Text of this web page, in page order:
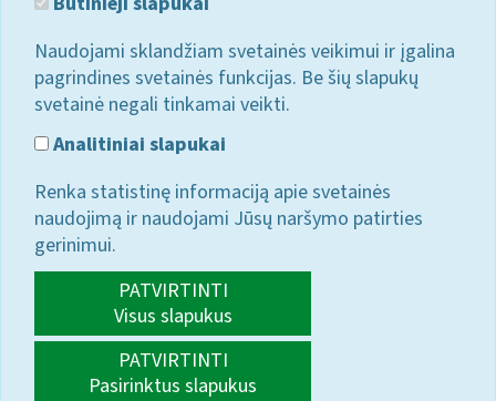
Naudojami sklandžiam svetainės veikimui ir įgalina
pagrindines svetainės funkcijas. Be šių slapukų
svetainė negali tinkamai veikti.
Analitiniai slapukai
Renka statistinę informaciją apie svetainės
naudojimą ir naudojami Jūsų naršymo patirties
gerinimui.
PATVIRTINTI
Visus slapukus
PATVIRTINTI
Pasirinktus slapukus